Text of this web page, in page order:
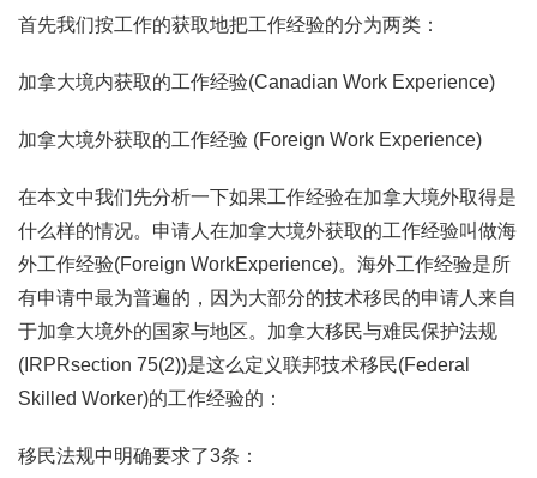
首先我们按工作的获取地把工作经验的分为两类：
加拿大境内获取的工作经验(Canadian Work Experience)
加拿大境外获取的工作经验 (Foreign Work Experience)
在本文中我们先分析一下如果工作经验在加拿大境外取得是
什么样的情况。申请人在加拿大境外获取的工作经验叫做海
外工作经验(Foreign WorkExperience)。海外工作经验是所
有申请中最为普遍的，因为大部分的技术移民的申请人来自
于加拿大境外的国家与地区。加拿大移民与难民保护法规
(IRPRsection 75(2))是这么定义联邦技术移民(Federal
Skilled Worker)的工作经验的：
移民法规中明确要求了3条：